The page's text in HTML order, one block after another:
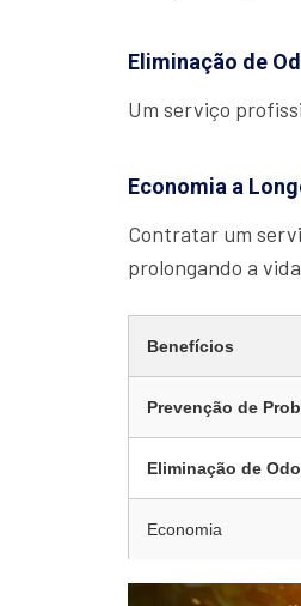
Eliminação de
Um serviço
Economia a
Contratar um
prolongando a
Benefícios
Prevenção de
Eliminação de
Economia